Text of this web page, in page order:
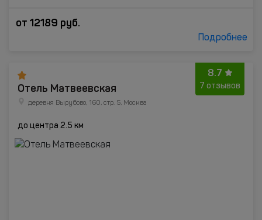
от 12189 руб.
Подробнее
8.7
7 отзывов
Отель Матвеевская
деревня Вырубово, 160, стр. 5, Москва
до центра 2.5 км